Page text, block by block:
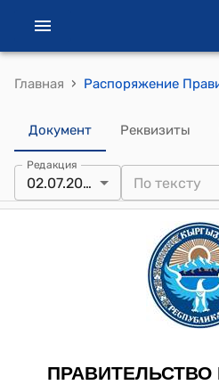
Главная ›
Документ Реквизиты
Редакция
02.07.2011